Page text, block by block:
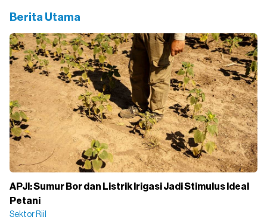
Berita Utama
APJI: Sumur Bor dan Listrik Irigasi Jadi Stimulus Ideal
Petani
Sektor Riil